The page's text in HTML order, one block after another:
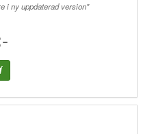
i ny uppdaterad version"